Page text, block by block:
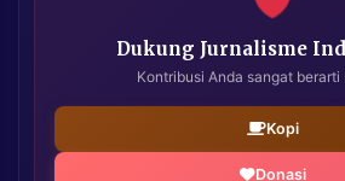
Dukung Jurnalisme
Kontribusi Anda sangat berarti
Kopi
Donasi